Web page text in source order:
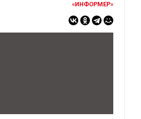
«ИНФОРМЕР»